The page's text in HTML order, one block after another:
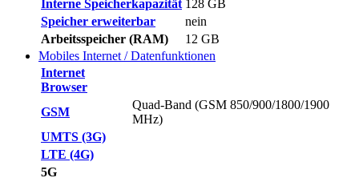
Interne Speicherkapazität 128 GB
Speicher erweiterbar
nein
Arbeitsspeicher (RAM)
12 GB
Mobiles Internet / Datenfunktionen
Internet
Browser
GSM
Quad-Band (GSM 850/900/1800/1900
MHz)
UMTS (3G)
LTE (4G)
5G